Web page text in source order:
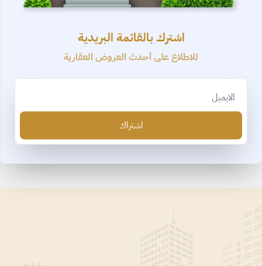
اشترك بالقائمة البريدية
للاطلاع على أحدث العروض العقارية
اشتراك